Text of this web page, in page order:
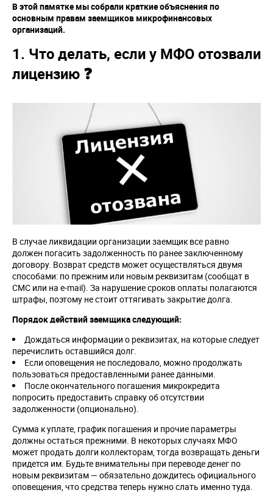
В этой памятке мы собрали краткие объяснения по
основным правам заемщиков микрофинансовых
организаций.
1. Что делать, если у МФО отозвали
лицензию ❓
В случае ликвидации организации заемщик все равно
должен погасить задолженность по ранее заключенному
договору. Возврат средств может осуществляться двумя
способами: по прежним или новым реквизитам (сообщат в
СМС или на e-mail). За нарушение сроков оплаты полагаются
штрафы, поэтому не стоит оттягивать закрытие долга.
Порядок действий заемщика следующий:
Дождаться информации о реквизитах, на которые следует
перечислить оставшийся долг.
Если оповещения не последовало, можно продолжать
пользоваться предоставленными ранее данными.
После окончательного погашения микрокредита
попросить предоставить справку об отсутствии
задолженности (опционально).
Сумма к уплате, график погашения и прочие параметры
должны остаться прежними. В некоторых случаях МФО
может продать долги коллекторам, тогда возвращать деньги
придется им. Будьте внимательны при переводе денег по
новым реквизитам — обязательно дождитесь официального
оповещения, что средства теперь нужно слать именно туда.